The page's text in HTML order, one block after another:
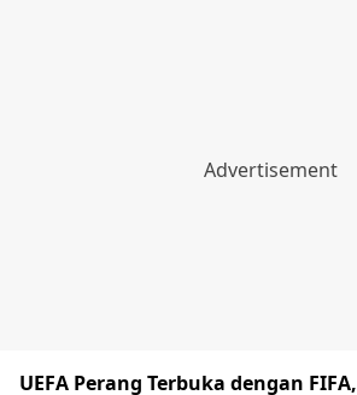
UEFA Perang Terbuka dengan FIFA,